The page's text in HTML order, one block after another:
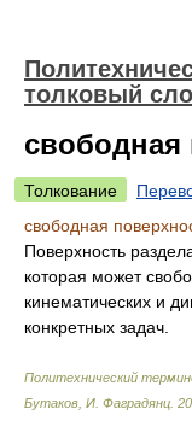
толковый
свободная
Толкование
свободная
Поверхность
которая может
кинематических и
конкретных задач.
Политехнический
Бутаков, И. Фаградянц